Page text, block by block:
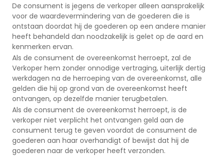
De consument is jegens de verkoper alleen aansprakelijk
voor de waardevermindering van de goederen die is
ontstaan doordat hij de goederen op een andere manier
heeft behandeld dan noodzakelijk is gelet op de aard en
kenmerken ervan.
Als de consument de overeenkomst herroept, zal de
Verkoper hem zonder onnodige vertraging, uiterlijk dertig
werkdagen na de herroeping van de overeenkomst, alle
gelden die hij op grond van de overeenkomst heeft
ontvangen, op dezelfde manier terugbetalen.
Als de consument de overeenkomst herroept, is de
verkoper niet verplicht het ontvangen geld aan de
consument terug te geven voordat de consument de
goederen aan haar overhandigt of bewijst dat hij de
goederen naar de verkoper heeft verzonden.